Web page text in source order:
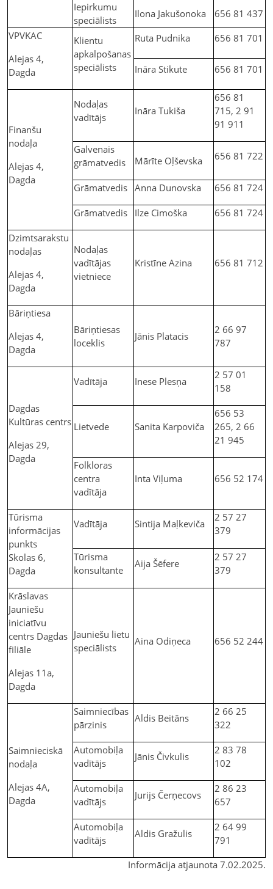
Iepirkumu
speciālists
Ilona Jakušonoka
656 81 437
VPVKAC
Alejas 4,
Dagda
Klientu
apkalpošanas
speciālists
Ruta Pudnika 656 81 701
Ināra Stikute 656 81 701
Finanšu
nodaļa
Alejas 4,
Dagda
Nodaļas
vadītājs
Ināra Tukiša
656 81
715, 2 91
91 911
Galvenais
grāmatvedis
Mārīte Oļševska 656 81 722
Grāmatvedis Anna Dunovska 656 81 724
Grāmatvedis Ilze Cimoška 656 81 724
Dzimtsarakstu
nodaļas
Alejas 4,
Dagda
Nodaļas
vadītājas
vietniece
Kristīne Azina 656 81 712
Bāriņtiesa
Alejas 4,
Dagda
Bāriņtiesas
loceklis
Jānis Platacis
2 66 97
787
Dagdas
Kultūras centrs
Alejas 29,
Dagda
Vadītāja Inese Plesņa
2 57 01
158
Lietvede Sanita Karpoviča
656 53
265, 2 66
21 945
Folkloras
centra
vadītāja
Inta Viļuma 656 52 174
Tūrisma
informācijas
punkts
Skolas 6,
Dagda
Vadītāja Sintija Maļkeviča
2 57 27
379
Tūrisma
konsultante
Aija Šēfere
2 57 27
379
Krāslavas
Jauniešu
iniciatīvu
centrs Dagdas
filiāle
Alejas 11a,
Dagda
Jauniešu lietu
speciālists
Aina Odiņeca 656 52 244
Saimnieciskā
nodaļa
Alejas 4A,
Dagda
Saimniecības
pārzinis
Aldis Beitāns
2 66 25
322
Automobiļa
vadītājs
Jānis Čivkulis
2 83 78
102
Automobiļa
vadītājs
Jurijs Čerņecovs
2 86 23
657
Automobiļa
vadītājs
Aldis Gražulis
2 64 99
791
Informācija atjaunota 7.02.2025.